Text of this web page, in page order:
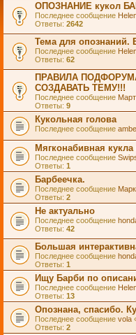
ОПОЗНАНИЕ кукол
Последнее сообщение
Ответы: 2642
Тема для опознаний.
Последнее сообщение
Ответы: 62
ПРАВИЛА
СОЗДАВАТЬ ТЕМУ!!!
Последнее сообщение
Ответы: 9
Кукольная голова
Последнее сообщение
Мягконабивная кукла
Последнее сообщение
Ответы: 1
Барбеечка.
Последнее сообщение
Ответы: 2
Не актуально
Последнее сообщение
Ответы: 42
Большая
Последнее сообщение
Ответы: 1
Ищу Барби по
Последнее сообщение
Ответы: 13
Опознана, спасибо.
Последнее сообщение vola
Ответы: 2